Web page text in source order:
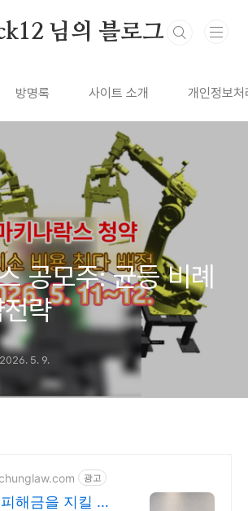
님의 블로그
방명록 사이트 소개 개인정보처
공모주: 균등 비례
략
2026. 5. 9.
광고
해금을 지킬 마